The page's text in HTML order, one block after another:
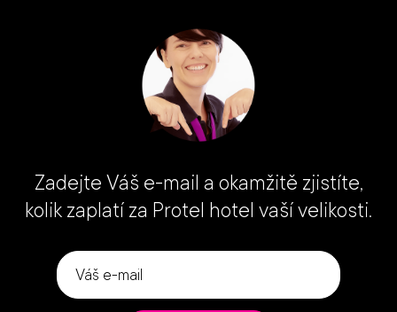
Zadejte Váš e-mail a okamžitě zjistíte,
kolik zaplatí za Protel hotel vaší velikosti.
Váš
e-